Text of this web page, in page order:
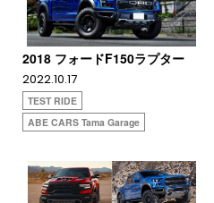
2018 フォードF150ラプター
2022.10.17
TEST RIDE
ABE CARS Tama Garage